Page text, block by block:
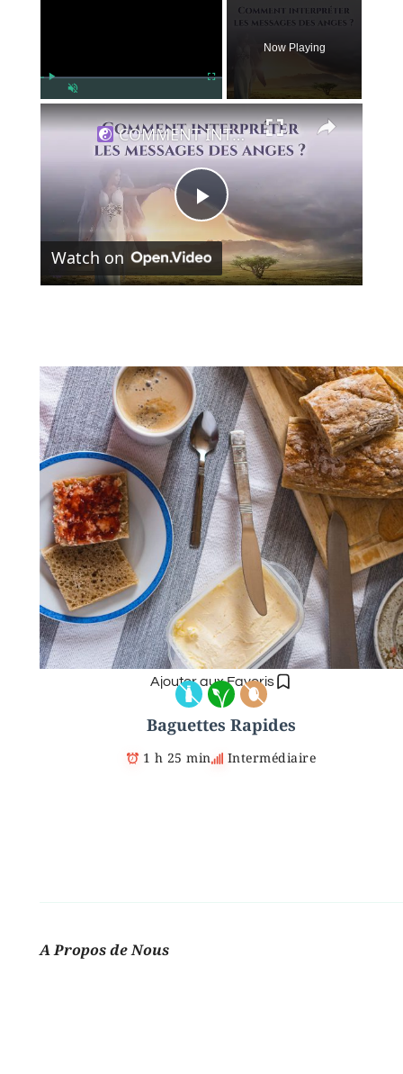
Play
Unmute
Fullscreen
Now Playing
×
Play
Video
COMMENT INTERPRÉTER LES MESSAGES DES ANGES ?
Watch on
Ajouter aux Favoris
Baguettes Rapides
1 h 25 min Intermédiaire
A Propos de Nous